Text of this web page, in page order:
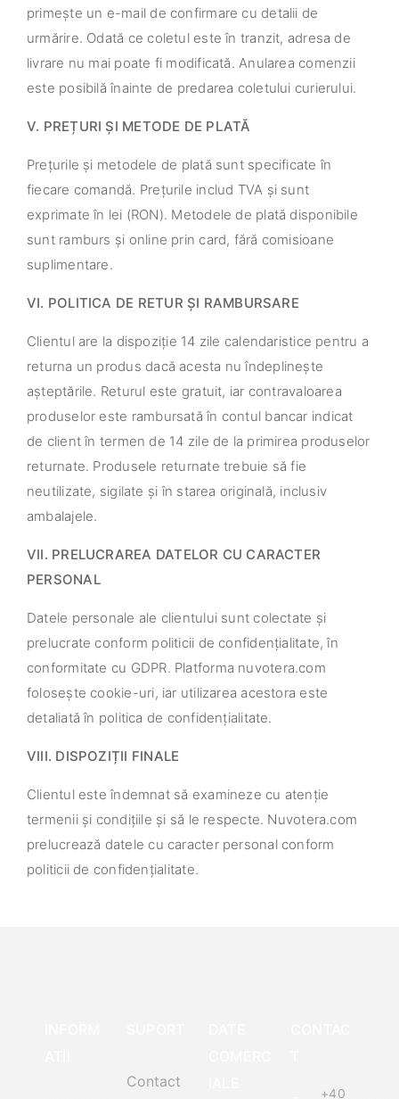
primește un e-mail de confirmare cu detalii de
urmărire. Odată ce coletul este în tranzit, adresa de
livrare nu mai poate fi modificată. Anularea comenzii
este posibilă înainte de predarea coletului curierului.
V. PREȚURI ȘI METODE DE PLATĂ
Prețurile și metodele de plată sunt specificate în
fiecare comandă. Prețurile includ TVA și sunt
exprimate în lei (RON). Metodele de plată disponibile
sunt ramburs și online prin card, fără comisioane
suplimentare.
VI. POLITICA DE RETUR ȘI RAMBURSARE
Clientul are la dispoziție 14 zile calendaristice pentru a
returna un produs dacă acesta nu îndeplinește
așteptările. Returul este gratuit, iar contravaloarea
produselor este rambursată în contul bancar indicat
de client în termen de 14 zile de la primirea produselor
returnate. Produsele returnate trebuie să fie
neutilizate, sigilate și în starea originală, inclusiv
ambalajele.
VII. PRELUCRAREA DATELOR CU CARACTER
PERSONAL
Datele personale ale clientului sunt colectate și
prelucrate conform politicii de confidențialitate, în
conformitate cu GDPR. Platforma nuvotera.com
folosește cookie-uri, iar utilizarea acestora este
detaliată în politica de confidențialitate.
VIII. DISPOZIȚII FINALE
Clientul este îndemnat să examineze cu atenție
termenii și condițiile și să le respecte. Nuvotera.com
prelucrează datele cu caracter personal conform
politicii de confidențialitate.
Contact
+40